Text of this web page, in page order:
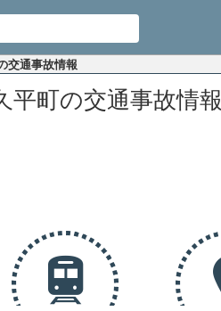
交通事故情報
平町の交通事故情報